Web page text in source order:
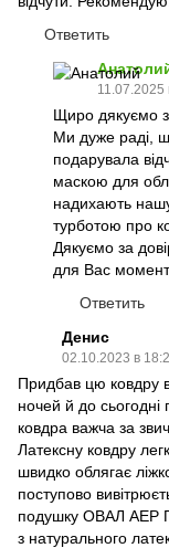
Ответить
11.07.2025
Щиро дякуємо
Ми дуже раді,
подарувала
маскою для
надихають
турботою про
Дякуємо за
для Вас
Ответить
Денис
02.10.2023 в
Придбав цю ковдру
ночей й до
ковдра важча за
Латексну ковдру
швидко облягає
поступово
подушку ОВАЛ АЕР
з натурального